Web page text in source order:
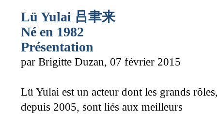
Lü Yulai 吕聿来
Né en 1982
Présentation
par Brigitte Duzan, 07 février 2015
Lü Yulai est un acteur dont les grands
depuis 2005, sont liés aux meilleurs